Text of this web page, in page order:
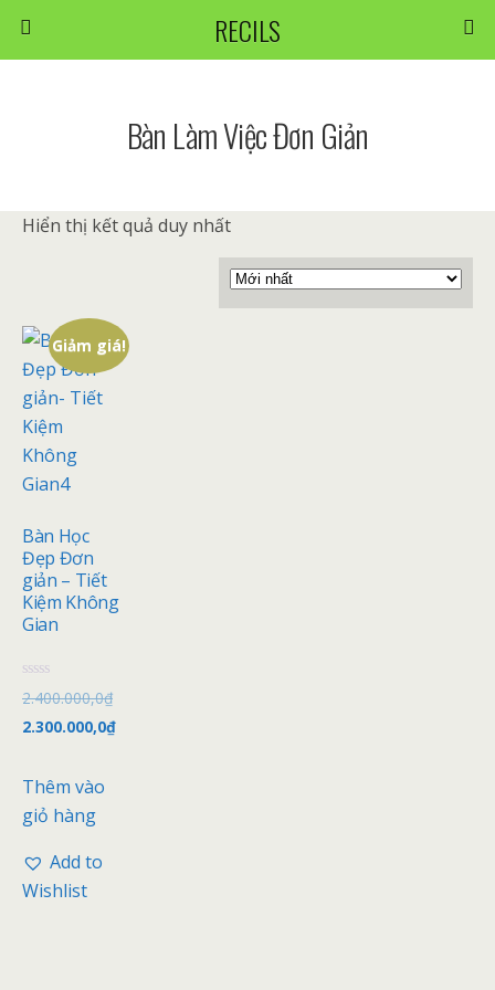
RECILS
Bàn Làm Việc Đơn Giản
Hiển thị kết quả duy nhất
Giảm giá!
Bàn Học
Đẹp Đơn
giản – Tiết
Kiệm Không
Gian
Đ
ư
ợ
c
p
h
n
5
a
2.400.000,0₫
2.300.000,0₫
Thêm vào
giỏ hàng
Add to
Wishlist